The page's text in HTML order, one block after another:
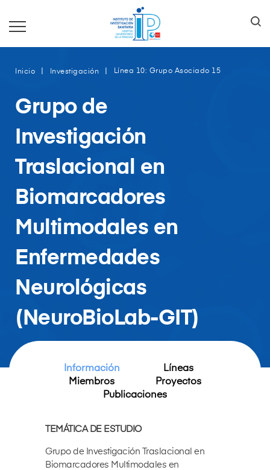
Inicio Investigación Línea 10: Grupo Asociado 15
Grupo de
Investigación
Traslacional en
Biomarcadores
Multimodales en
Enfermedades
Neurológicas
(NeuroBioLab-GIT)
Información
Líneas
Miembros
Proyectos
Publicaciones
TEMÁTICA DE ESTUDIO
Grupo de Investigación Traslacional en
Biomarcadores Multimodales en